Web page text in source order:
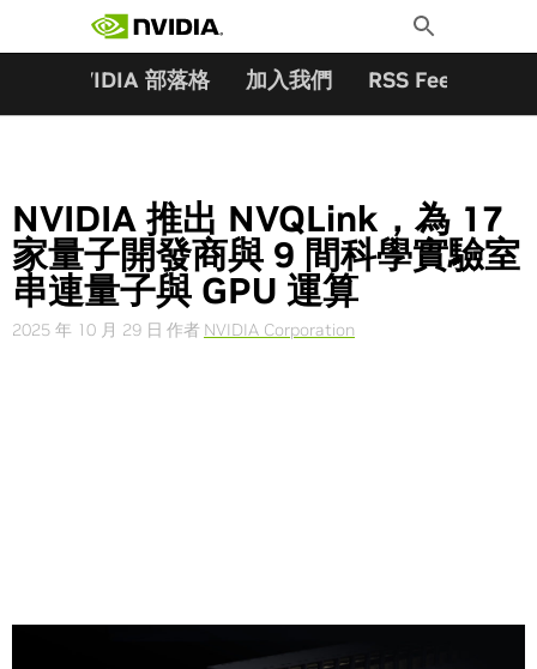
Toggle
Search
NVIDIA 部落格 加入我們 RSS Feeds
NVIDIA 推出 NVQLink，為 17
家量子開發商與 9 間科學實驗室
串連量子與 GPU 運算
2025 年 10 月 29 日 作者 NVIDIA Corporation